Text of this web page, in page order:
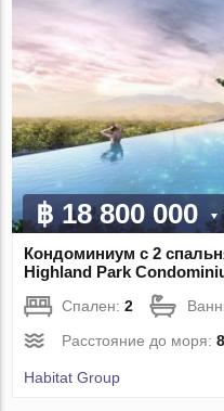
฿ 18 800 000
Кондоминиум с 2
Highland Park
Спален:2
Расстояние до моря:
Habitat Group